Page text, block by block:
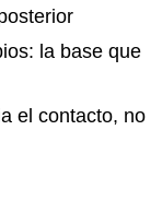
la base que
el contacto, no